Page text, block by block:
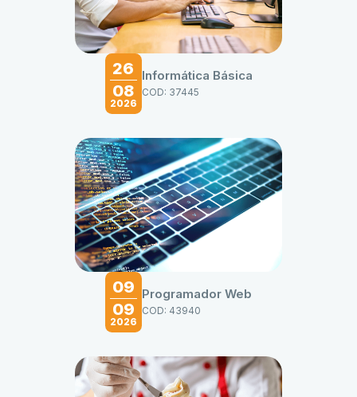
26
08
2026
Informática Básica
COD: 37445
09
09
2026
Programador Web
COD: 43940